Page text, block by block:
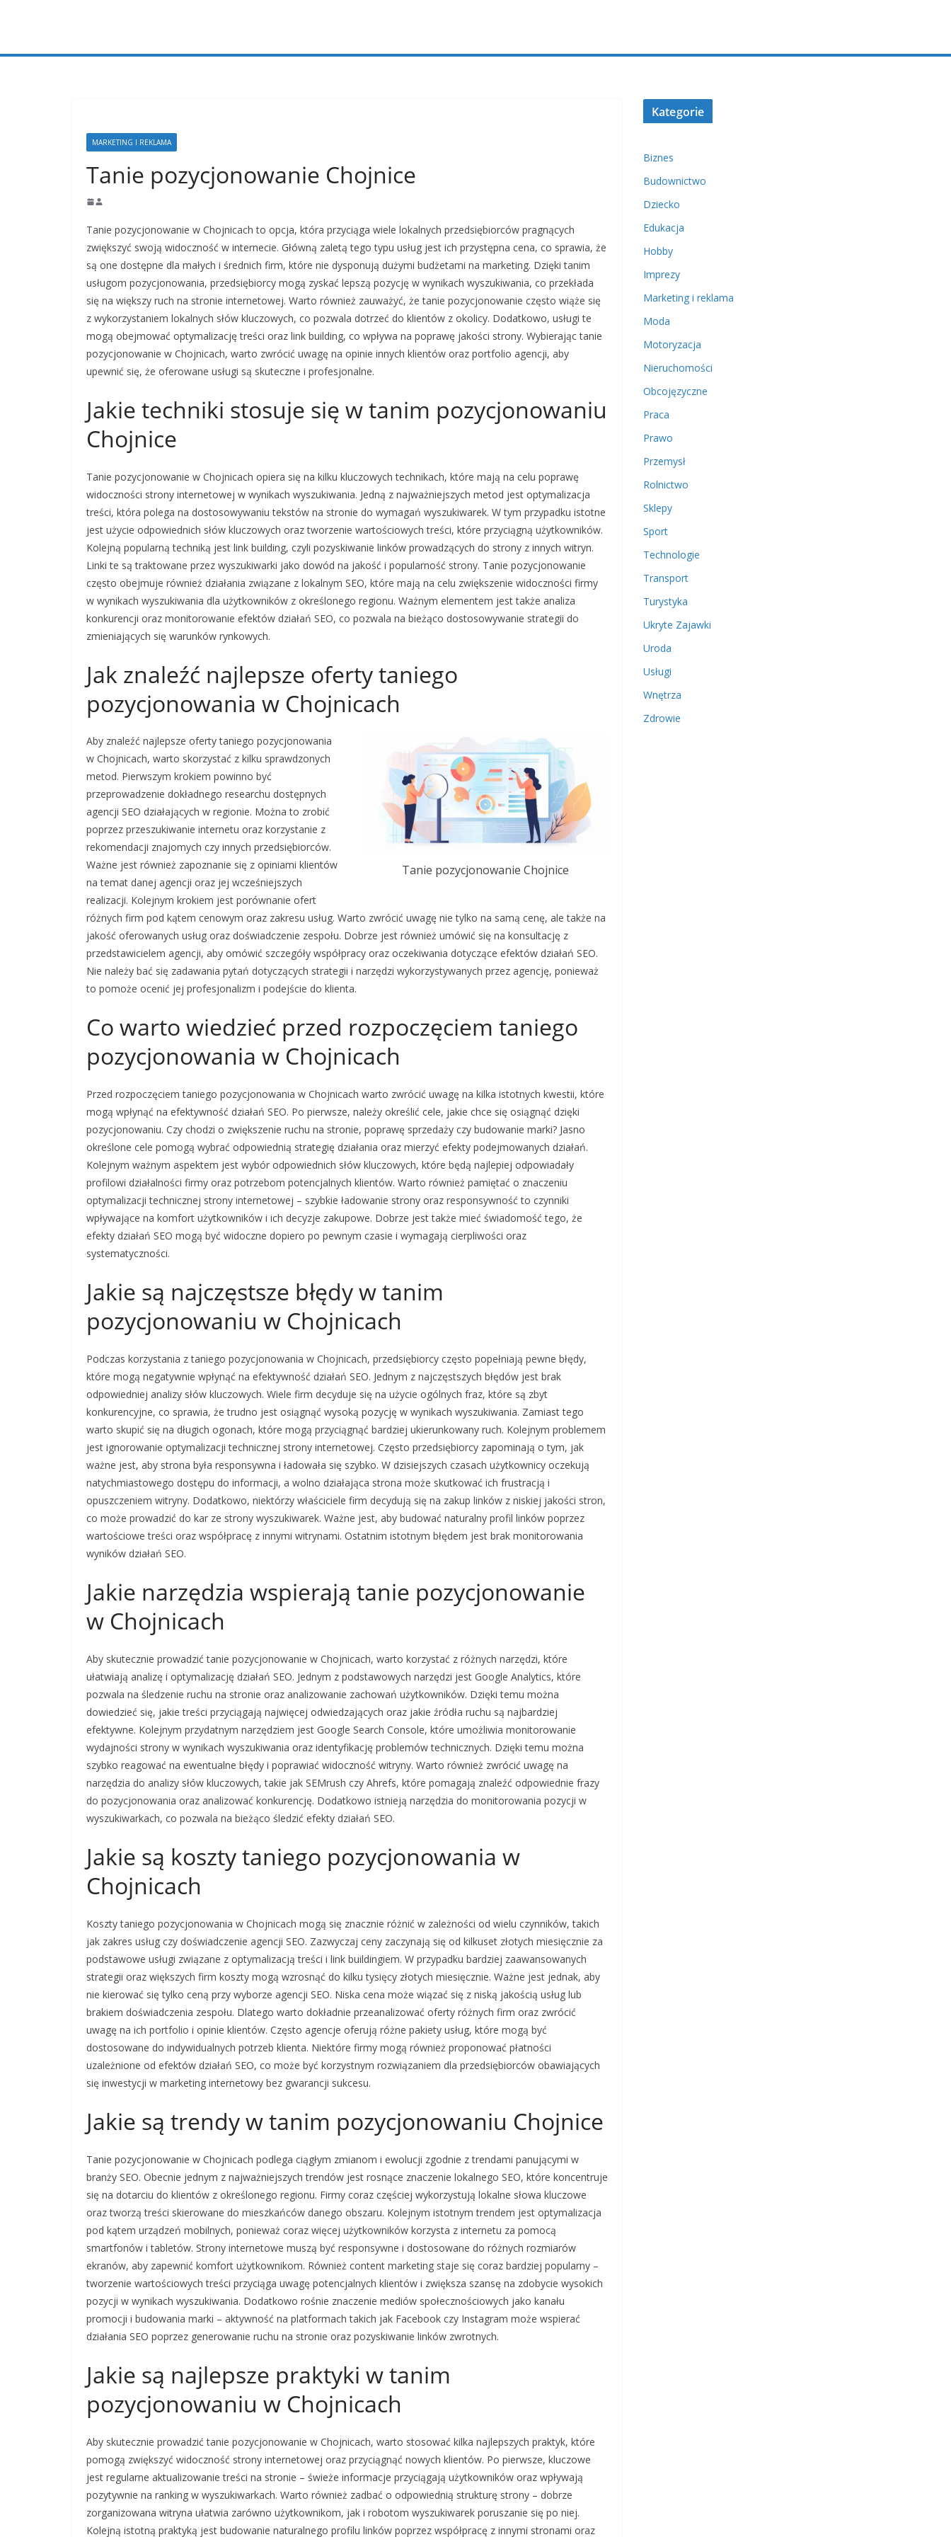
MARKETING I REKLAMA
Tanie pozycjonowanie Chojnice
Tanie pozycjonowanie w Chojnicach to opcja, która przyciąga wiele lokalnych przedsiębiorców pragnących
zwiększyć swoją widoczność w internecie. Główną zaletą tego typu usług jest ich przystępna cena, co sprawia, że
są one dostępne dla małych i średnich firm, które nie dysponują dużymi budżetami na marketing. Dzięki tanim
usługom pozycjonowania, przedsiębiorcy mogą zyskać lepszą pozycję w wynikach wyszukiwania, co przekłada
się na większy ruch na stronie internetowej. Warto również zauważyć, że tanie pozycjonowanie często wiąże się
z wykorzystaniem lokalnych słów kluczowych, co pozwala dotrzeć do klientów z okolicy. Dodatkowo, usługi te
mogą obejmować optymalizację treści oraz link building, co wpływa na poprawę jakości strony. Wybierając tanie
pozycjonowanie w Chojnicach, warto zwrócić uwagę na opinie innych klientów oraz portfolio agencji, aby
upewnić się, że oferowane usługi są skuteczne i profesjonalne.
Jakie techniki stosuje się w tanim pozycjonowaniu
Chojnice
Tanie pozycjonowanie w Chojnicach opiera się na kilku kluczowych technikach, które mają na celu poprawę
widoczności strony internetowej w wynikach wyszukiwania. Jedną z najważniejszych metod jest optymalizacja
treści, która polega na dostosowywaniu tekstów na stronie do wymagań wyszukiwarek. W tym przypadku istotne
jest użycie odpowiednich słów kluczowych oraz tworzenie wartościowych treści, które przyciągną użytkowników.
Kolejną popularną techniką jest link building, czyli pozyskiwanie linków prowadzących do strony z innych witryn.
Linki te są traktowane przez wyszukiwarki jako dowód na jakość i popularność strony. Tanie pozycjonowanie
często obejmuje również działania związane z lokalnym SEO, które mają na celu zwiększenie widoczności firmy
w wynikach wyszukiwania dla użytkowników z określonego regionu. Ważnym elementem jest także analiza
konkurencji oraz monitorowanie efektów działań SEO, co pozwala na bieżąco dostosowywanie strategii do
zmieniających się warunków rynkowych.
Jak znaleźć najlepsze oferty taniego
pozycjonowania w Chojnicach
Tanie pozycjonowanie Chojnice
Aby znaleźć najlepsze oferty taniego pozycjonowania
w Chojnicach, warto skorzystać z kilku sprawdzonych
metod. Pierwszym krokiem powinno być
przeprowadzenie dokładnego researchu dostępnych
agencji SEO działających w regionie. Można to zrobić
poprzez przeszukiwanie internetu oraz korzystanie z
rekomendacji znajomych czy innych przedsiębiorców.
Ważne jest również zapoznanie się z opiniami klientów
na temat danej agencji oraz jej wcześniejszych
realizacji. Kolejnym krokiem jest porównanie ofert
różnych firm pod kątem cenowym oraz zakresu usług. Warto zwrócić uwagę nie tylko na samą cenę, ale także na
jakość oferowanych usług oraz doświadczenie zespołu. Dobrze jest również umówić się na konsultację z
przedstawicielem agencji, aby omówić szczegóły współpracy oraz oczekiwania dotyczące efektów działań SEO.
Nie należy bać się zadawania pytań dotyczących strategii i narzędzi wykorzystywanych przez agencję, ponieważ
to pomoże ocenić jej profesjonalizm i podejście do klienta.
Co warto wiedzieć przed rozpoczęciem taniego
pozycjonowania w Chojnicach
Przed rozpoczęciem taniego pozycjonowania w Chojnicach warto zwrócić uwagę na kilka istotnych kwestii, które
mogą wpłynąć na efektywność działań SEO. Po pierwsze, należy określić cele, jakie chce się osiągnąć dzięki
pozycjonowaniu. Czy chodzi o zwiększenie ruchu na stronie, poprawę sprzedaży czy budowanie marki? Jasno
określone cele pomogą wybrać odpowiednią strategię działania oraz mierzyć efekty podejmowanych działań.
Kolejnym ważnym aspektem jest wybór odpowiednich słów kluczowych, które będą najlepiej odpowiadały
profilowi działalności firmy oraz potrzebom potencjalnych klientów. Warto również pamiętać o znaczeniu
optymalizacji technicznej strony internetowej – szybkie ładowanie strony oraz responsywność to czynniki
wpływające na komfort użytkowników i ich decyzje zakupowe. Dobrze jest także mieć świadomość tego, że
efekty działań SEO mogą być widoczne dopiero po pewnym czasie i wymagają cierpliwości oraz
systematyczności.
Jakie są najczęstsze błędy w tanim
pozycjonowaniu w Chojnicach
Podczas korzystania z taniego pozycjonowania w Chojnicach, przedsiębiorcy często popełniają pewne błędy,
które mogą negatywnie wpłynąć na efektywność działań SEO. Jednym z najczęstszych błędów jest brak
odpowiedniej analizy słów kluczowych. Wiele firm decyduje się na użycie ogólnych fraz, które są zbyt
konkurencyjne, co sprawia, że trudno jest osiągnąć wysoką pozycję w wynikach wyszukiwania. Zamiast tego
warto skupić się na długich ogonach, które mogą przyciągnąć bardziej ukierunkowany ruch. Kolejnym problemem
jest ignorowanie optymalizacji technicznej strony internetowej. Często przedsiębiorcy zapominają o tym, jak
ważne jest, aby strona była responsywna i ładowała się szybko. W dzisiejszych czasach użytkownicy oczekują
natychmiastowego dostępu do informacji, a wolno działająca strona może skutkować ich frustracją i
opuszczeniem witryny. Dodatkowo, niektórzy właściciele firm decydują się na zakup linków z niskiej jakości stron,
co może prowadzić do kar ze strony wyszukiwarek. Ważne jest, aby budować naturalny profil linków poprzez
wartościowe treści oraz współpracę z innymi witrynami. Ostatnim istotnym błędem jest brak monitorowania
wyników działań SEO.
Jakie narzędzia wspierają tanie pozycjonowanie
w Chojnicach
Aby skutecznie prowadzić tanie pozycjonowanie w Chojnicach, warto korzystać z różnych narzędzi, które
ułatwiają analizę i optymalizację działań SEO. Jednym z podstawowych narzędzi jest Google Analytics, które
pozwala na śledzenie ruchu na stronie oraz analizowanie zachowań użytkowników. Dzięki temu można
dowiedzieć się, jakie treści przyciągają najwięcej odwiedzających oraz jakie źródła ruchu są najbardziej
efektywne. Kolejnym przydatnym narzędziem jest Google Search Console, które umożliwia monitorowanie
wydajności strony w wynikach wyszukiwania oraz identyfikację problemów technicznych. Dzięki temu można
szybko reagować na ewentualne błędy i poprawiać widoczność witryny. Warto również zwrócić uwagę na
narzędzia do analizy słów kluczowych, takie jak SEMrush czy Ahrefs, które pomagają znaleźć odpowiednie frazy
do pozycjonowania oraz analizować konkurencję. Dodatkowo istnieją narzędzia do monitorowania pozycji w
wyszukiwarkach, co pozwala na bieżąco śledzić efekty działań SEO.
Jakie są koszty taniego pozycjonowania w
Chojnicach
Koszty taniego pozycjonowania w Chojnicach mogą się znacznie różnić w zależności od wielu czynników, takich
jak zakres usług czy doświadczenie agencji SEO. Zazwyczaj ceny zaczynają się od kilkuset złotych miesięcznie za
podstawowe usługi związane z optymalizacją treści i link buildingiem. W przypadku bardziej zaawansowanych
strategii oraz większych firm koszty mogą wzrosnąć do kilku tysięcy złotych miesięcznie. Ważne jest jednak, aby
nie kierować się tylko ceną przy wyborze agencji SEO. Niska cena może wiązać się z niską jakością usług lub
brakiem doświadczenia zespołu. Dlatego warto dokładnie przeanalizować oferty różnych firm oraz zwrócić
uwagę na ich portfolio i opinie klientów. Często agencje oferują różne pakiety usług, które mogą być
dostosowane do indywidualnych potrzeb klienta. Niektóre firmy mogą również proponować płatności
uzależnione od efektów działań SEO, co może być korzystnym rozwiązaniem dla przedsiębiorców obawiających
się inwestycji w marketing internetowy bez gwarancji sukcesu.
Jakie są trendy w tanim pozycjonowaniu Chojnice
Tanie pozycjonowanie w Chojnicach podlega ciągłym zmianom i ewolucji zgodnie z trendami panującymi w
branży SEO. Obecnie jednym z najważniejszych trendów jest rosnące znaczenie lokalnego SEO, które koncentruje
się na dotarciu do klientów z określonego regionu. Firmy coraz częściej wykorzystują lokalne słowa kluczowe
oraz tworzą treści skierowane do mieszkańców danego obszaru. Kolejnym istotnym trendem jest optymalizacja
pod kątem urządzeń mobilnych, ponieważ coraz więcej użytkowników korzysta z internetu za pomocą
smartfonów i tabletów. Strony internetowe muszą być responsywne i dostosowane do różnych rozmiarów
ekranów, aby zapewnić komfort użytkownikom. Również content marketing staje się coraz bardziej popularny –
tworzenie wartościowych treści przyciąga uwagę potencjalnych klientów i zwiększa szansę na zdobycie wysokich
pozycji w wynikach wyszukiwania. Dodatkowo rośnie znaczenie mediów społecznościowych jako kanału
promocji i budowania marki – aktywność na platformach takich jak Facebook czy Instagram może wspierać
działania SEO poprzez generowanie ruchu na stronie oraz pozyskiwanie linków zwrotnych.
Jakie są najlepsze praktyki w tanim
pozycjonowaniu w Chojnicach
Aby skutecznie prowadzić tanie pozycjonowanie w Chojnicach, warto stosować kilka najlepszych praktyk, które
pomogą zwiększyć widoczność strony internetowej oraz przyciągnąć nowych klientów. Po pierwsze, kluczowe
jest regularne aktualizowanie treści na stronie – świeże informacje przyciągają użytkowników oraz wpływają
pozytywnie na ranking w wyszukiwarkach. Warto również zadbać o odpowiednią strukturę strony – dobrze
zorganizowana witryna ułatwia zarówno użytkownikom, jak i robotom wyszukiwarek poruszanie się po niej.
Kolejną istotną praktyką jest budowanie naturalnego profilu linków poprzez współpracę z innymi stronami oraz
Kategorie
Biznes
Budownictwo
Dziecko
Edukacja
Hobby
Imprezy
Marketing i reklama
Moda
Motoryzacja
Nieruchomości
Obcojęzyczne
Praca
Prawo
Przemysł
Rolnictwo
Sklepy
Sport
Technologie
Transport
Turystyka
Ukryte Zajawki
Uroda
Usługi
Wnętrza
Zdrowie